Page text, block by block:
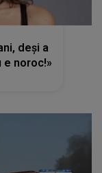
deși a
e noroc!»